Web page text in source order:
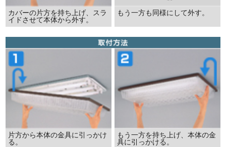
カバーの片方を持ち上げ、スラ
イドさせて本体から外す。
もう一方も同様にして外す。
片方から本体の金具に引っかけ
る。
もう一方を持ち上げ、本体の金
具に引っかける。